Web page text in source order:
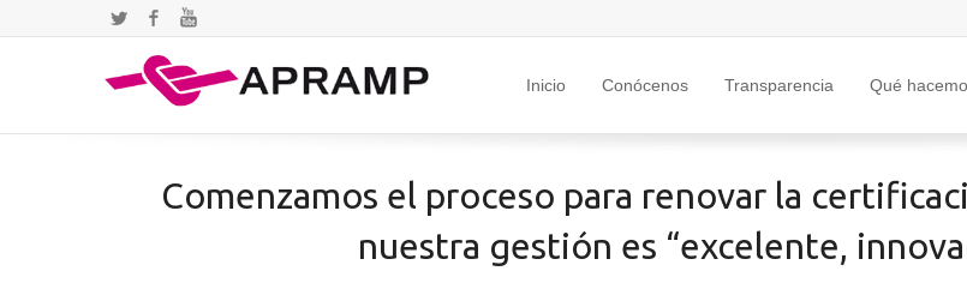
TwitterFacebook
Inicio Conócenos Transparencia Qué
Comenzamos el proceso para renovar la
nuestra gestión es “excelente,